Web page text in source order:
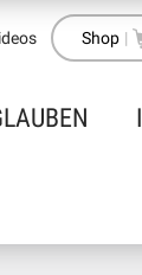
Shop |